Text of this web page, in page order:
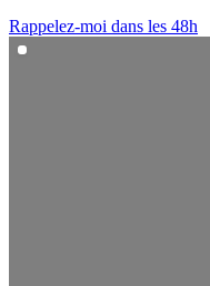
Rappelez-moi dans les 48h